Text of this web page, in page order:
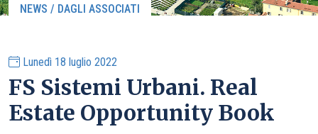
NEWS / DAGLI ASSOCIATI
Lunedì 18 luglio 2022
FS Sistemi Urbani. Real
Estate Opportunity Book